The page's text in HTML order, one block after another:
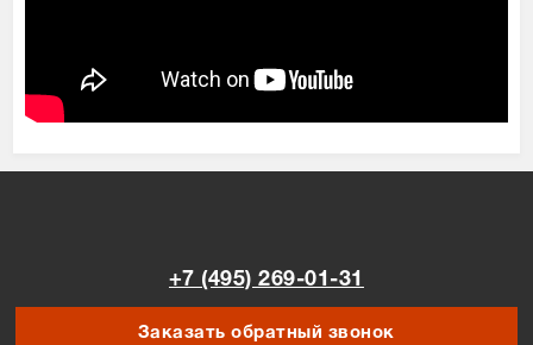
+7 (495) 269-01-31
Заказать обратный звонок